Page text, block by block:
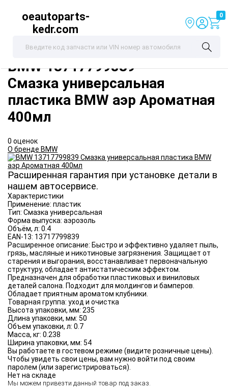
oeautoparts-
kedr.com
0
BMW13717799839
Смазка универсальная
пластика BMW аэр Ароматная
400мл
0 оценок
О бренде BMW
Расширенная гарантия при установке детали в
нашем автосервисе.
Характеристики
Применение: пластик
Тип: Смазка универсальная
Форма выпуска: аэрозоль
Объём, л: 0.4
EAN-13: 13717799839
Расширенное описание: Быстро и эффективно удаляет пыль,
грязь, масляные и никотиновые загрязнения. Защищает от
старения и выгорания, восстанавливает первоначальную
структуру, обладает антистатическим эффектом.
Предназначен для обработки пластиковых и виниловых
деталей салона. Подходит для молдингов и бамперов.
Обладает приятным ароматом клубники.
Товарная группа: уход и очистка
Высота упаковки, мм: 235
Длина упаковки, мм: 50
Объем упаковки, л: 0.7
Масса, кг: 0.238
Ширина упаковки, мм: 54
Вы работаете в гостевом режиме (видите розничные цены).
Чтобы увидеть свои цены, вам нужно войти под своим
паролем (или зарегистрироваться).
Нет на складе
Мы можем привезти данный товар под заказ.